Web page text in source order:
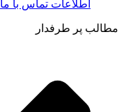
اطلاعات تماس با ما​
مطالب پر طرفدار